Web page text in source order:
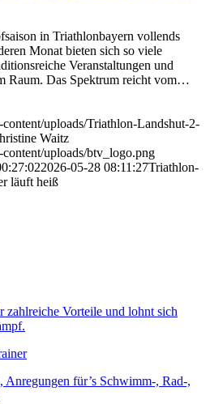
in Triathlonbayern vollends
Monat bieten sich so viele
Veranstaltungen und
Raum. Das Spektrum reicht vom…
uploads/Triathlon-Landshut-2-
Waitz
uploads/btv_logo.png
2026-05-28 08:11:27Triathlon-
läuft heiß
Vorteile und lohnt sich
Anregungen für’s Schwimm-, Rad-,